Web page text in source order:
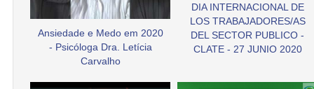
Ansiedade e Medo em 2020
- Psicóloga Dra. Letícia
Carvalho
DIA INTERNACIONAL DE
LOS TRABAJADORES/AS
DEL SECTOR PUBLICO -
CLATE - 27 JUNIO 2020